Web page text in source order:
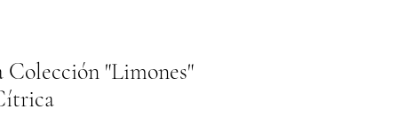
Colección "Limones"